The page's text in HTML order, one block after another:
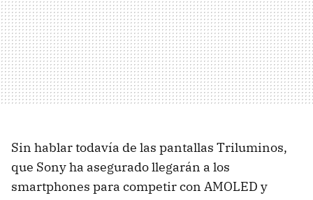
Sin hablar todavía de las pantallas Triluminos,
que Sony ha asegurado llegarán a los
smartphones para competir con AMOLED y